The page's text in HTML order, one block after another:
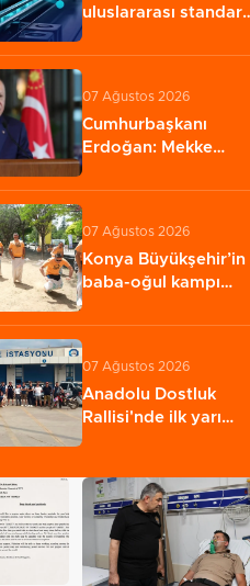
uluslararası standart
07 Ağustos 2026
Cumhurbaşkanı
Erdoğan: Mekke
iş…
07 Ağustos 2026
Konya Büyükşehir’in
baba-oğul kampı
07 Ağustos 2026
Anadolu Dostluk
Rallisi'nde ilk yarı